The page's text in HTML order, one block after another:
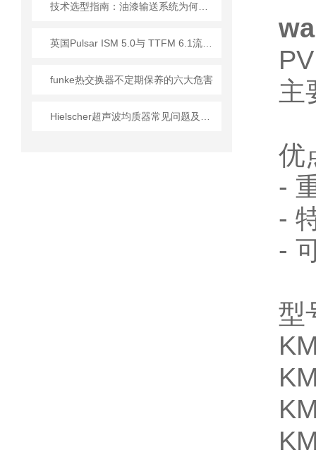
funke热交换器不定期保养的六大危害
主
优
-
-
-
型